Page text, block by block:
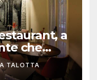
a
che
in
TALOTTA